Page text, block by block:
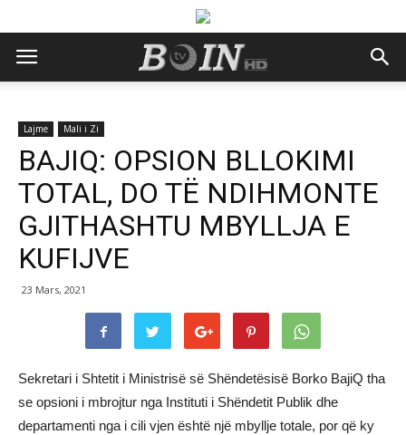
Lajme Mali i Zi
BAJIQ: OPSION BLLOKIMI
TOTAL, DO TË NDIHMONTE
GJITHASHTU MBYLLJA E
KUFIJVE
23 Mars, 2021
Sekretari i Shtetit i Ministrisë së Shëndetësisë Borko BajiQ tha
se opsioni i mbrojtur nga Instituti i Shëndetit Publik dhe
departamenti nga i cili vjen është një mbyllje totale, por që ky